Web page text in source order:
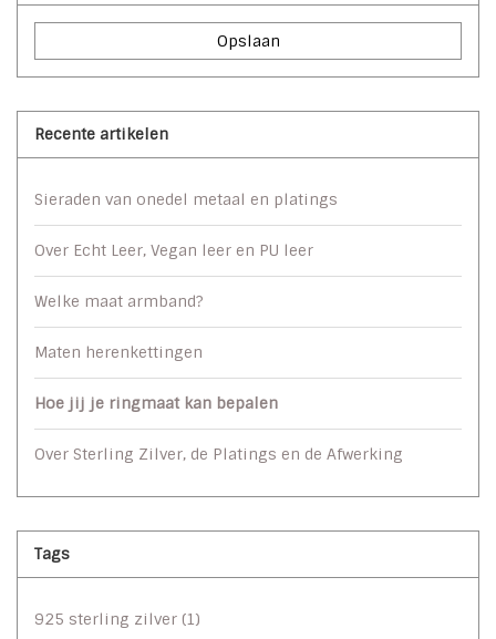
Opslaan
Recente artikelen
Sieraden van onedel metaal en platings
Over Echt Leer, Vegan leer en PU leer
Welke maat armband?
Maten herenkettingen
Hoe jij je ringmaat kan bepalen
Over Sterling Zilver, de Platings en de Afwerking
Tags
925 sterling zilver (1)